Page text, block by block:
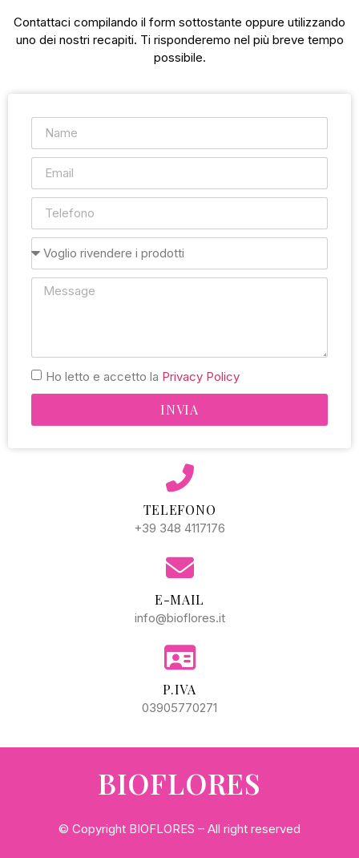
Contattaci compilando il form sottostante oppure utilizzando
uno dei nostri recapiti. Ti risponderemo nel più breve tempo
possibile.
Ho letto e accetto la Privacy Policy
INVIA
TELEFONO
+39 348 4117176
E-MAIL
info@bioflores.it
P.IVA
03905770271
BIOFLORES
© Copyright BIOFLORES – All right reserved